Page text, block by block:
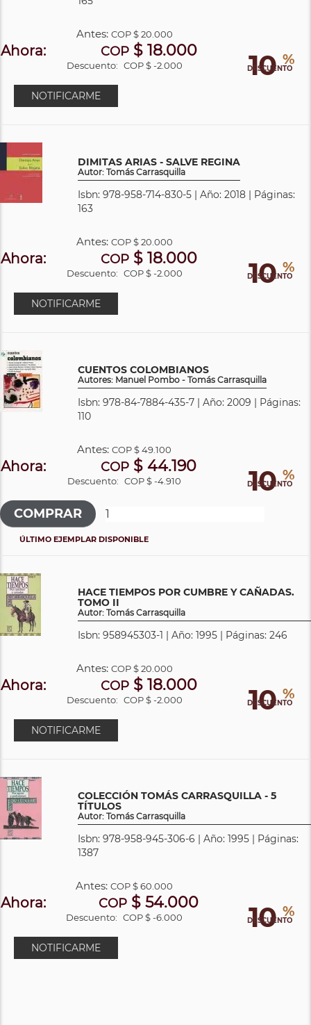
10 %
DESCUENTO
Antes: COP$ 20.000
Ahora: COP$ 18.000
Descuento: COP $ -2.000
NOTIFICARME
DIMITAS ARIAS - SALVE REGINA
Autor: Tomás Carrasquilla
Isbn: 978-958-714-830-5 | Año: 2018 | Páginas:
163
10 %
DESCUENTO
Antes: COP$ 20.000
Ahora: COP$ 18.000
Descuento: COP $ -2.000
NOTIFICARME
CUENTOS COLOMBIANOS
Autores: Manuel Pombo - Tomás Carrasquilla
Isbn: 978-84-7884-435-7 | Año: 2009 | Páginas:
110
10 %
DESCUENTO
Antes:COP$ 49.100
Ahora: COP $ 44.190
Descuento: COP $ -4.910
ÚLTIMO EJEMPLAR DISPONIBLE
HACE TIEMPOS POR CUMBRE Y CAÑADAS.
TOMO II
Autor: Tomás Carrasquilla
Isbn: 958945303-1 | Año: 1995 | Páginas: 246
10 %
DESCUENTO
Antes: COP$ 20.000
Ahora: COP$ 18.000
Descuento: COP $ -2.000
NOTIFICARME
COLECCIÓN TOMÁS CARRASQUILLA - 5
TÍTULOS
Autor: Tomás Carrasquilla
Isbn: 978-958-945-306-6 | Año: 1995 | Páginas:
1387
10 %
DESCUENTO
Antes:COP$ 60.000
Ahora: COP $ 54.000
Descuento: COP $ -6.000
NOTIFICARME